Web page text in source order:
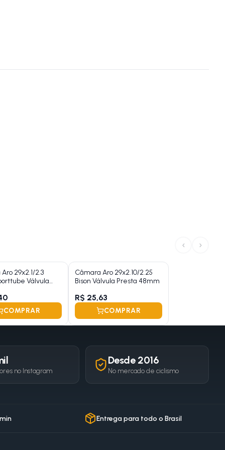
‹ ›
29x2.1/2.3
Válvula
COMPRAR
Câmara Aro 29x2.10/2.25
Bison Válvula Presta 48mm
R$ 25,63
COMPRAR
no Instagram
Desde 2016
No mercado de ciclismo
Entrega para todo o Brasil